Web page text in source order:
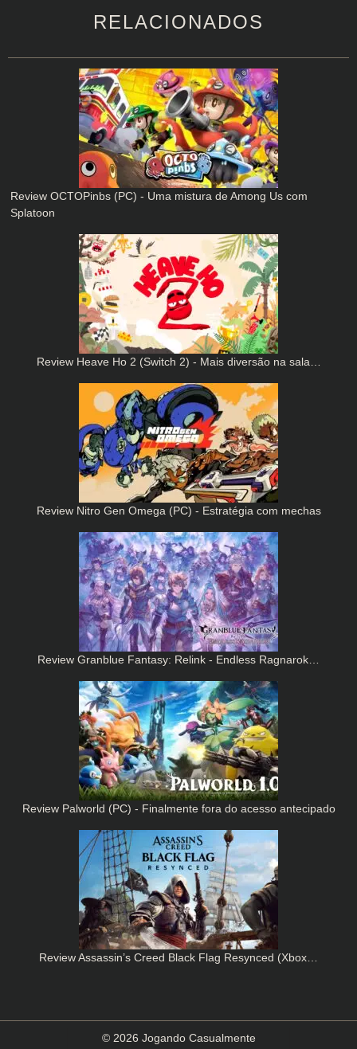
RELACIONADOS
Review OCTOPinbs (PC) - Uma mistura de Among Us com
Splatoon
Review Heave Ho 2 (Switch 2) - Mais diversão na sala…
Review Nitro Gen Omega (PC) - Estratégia com mechas
Review Granblue Fantasy: Relink - Endless Ragnarok…
Review Palworld (PC) - Finalmente fora do acesso antecipado
Review Assassin’s Creed Black Flag Resynced (Xbox…
© 2026 Jogando Casualmente